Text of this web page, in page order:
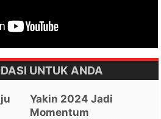
UNTUK ANDA
Yakin 2024 Jadi
Momentum